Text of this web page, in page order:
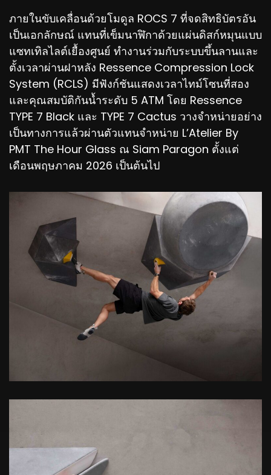
ภายในขับเคลื่อนด้วยโมดูล ROCS 7 ที่จดสิทธิบัตรอัน
เป็นเอกลักษณ์ แทนที่เข็มนาฬิกาด้วยแผ่นดิสก์หมุนแบบ
แซทเทิลไลต์เยื้องศูนย์ ทำงานร่วมกับระบบขึ้นลานและ
ตั้งเวลาผ่านฝาหลัง Ressence Compression Lock
System (RCLS) มีฟังก์ชันแสดงเวลาไทม์โซนที่สอง
และคุณสมบัติกันน้ำระดับ 5 ATM โดย Ressence
TYPE 7 Black และ TYPE 7 Cactus วางจำหน่ายอย่าง
เป็นทางการแล้วผ่านตัวแทนจำหน่าย L’Atelier By
PMT The Hour Glass ณ Siam Paragon ตั้งแต่
เดือนพฤษภาคม 2026 เป็นต้นไป